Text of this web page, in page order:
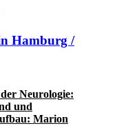
Hamburg /
Neurologie:
und
Marion